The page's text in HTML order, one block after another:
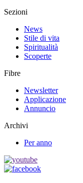
Sezioni
News
Stile di vita
Spiritualità
Scoperte
Fibre
Newsletter
Applicazione
Annuncio
Archivi
Per anno